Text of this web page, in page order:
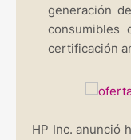
generación
consumibles
certificación
HP Inc. anunció